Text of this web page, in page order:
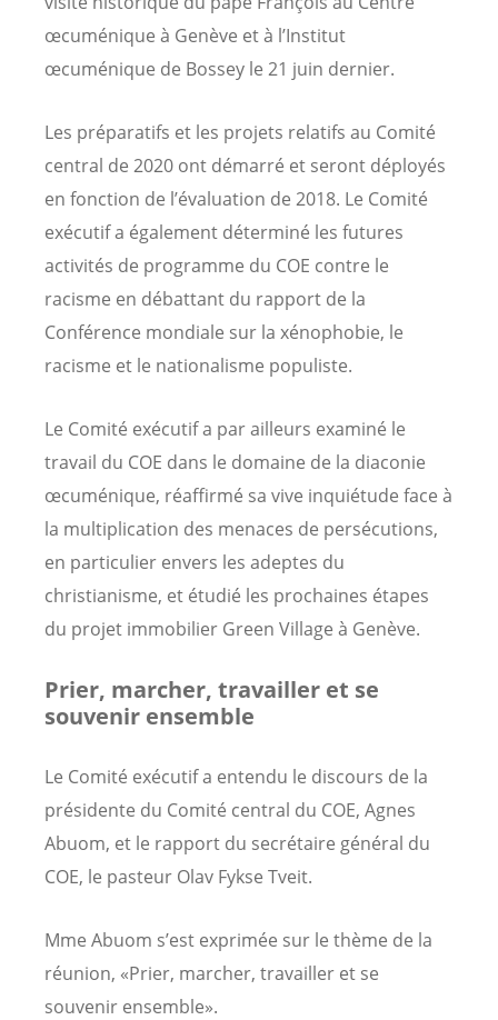
œcuménique à Genève et à l’Institut
œcuménique de Bossey le 21 juin dernier.
Les préparatifs et les projets relatifs au Comité
central de 2020 ont démarré et seront déployés
en fonction de l’évaluation de 2018. Le Comité
exécutif a également déterminé les futures
activités de programme du COE contre le
racisme en débattant du rapport de la
Conférence mondiale sur la xénophobie, le
racisme et le nationalisme populiste.
Le Comité exécutif a par ailleurs examiné le
travail du COE dans le domaine de la diaconie
œcuménique, réaffirmé sa vive inquiétude face à
la multiplication des menaces de persécutions,
en particulier envers les adeptes du
christianisme, et étudié les prochaines étapes
du projet immobilier Green Village à Genève.
Prier, marcher, travailler et se
souvenir ensemble
Le Comité exécutif a entendu le discours de la
présidente du Comité central du COE, Agnes
Abuom, et le rapport du secrétaire général du
COE, le pasteur Olav Fykse Tveit.
Mme Abuom s’est exprimée sur le thème de la
réunion, «Prier, marcher, travailler et se
souvenir ensemble».